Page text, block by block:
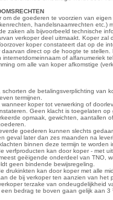
de goederen te voorzien van
handelsnaamrechten
zaken als bijvoorbeeld technische
verkoper deel uitmaakt. Koper
koper constateert dat op de
direct op de hoogte te
of alfanumeriek
om alle van koper afkomstige
de betalingsverplichting van
termijnen.
koper tot verwerking of
Geen klacht is toegelaten
opmaak, gewichten, aantallen
goederen kunnen slechts
geval later dan zes maanden na
binnen deze termijn te worden
verfproducten kan door koper - met
geëigende onderdeel van TNO,
geen bindende bewijsregeling.
drukinkten kan door koper met alle
de bij verkoper ten aanzien van het
terzake van ondeugdelijkheid
bedrag te boven gaan gelijk aan